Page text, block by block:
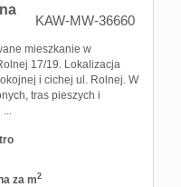
KAW-MW-36660
mieszkanie w
17/19. Lokalizacja
i cichej ul. Rolnej. W
tras pieszych i
za m2